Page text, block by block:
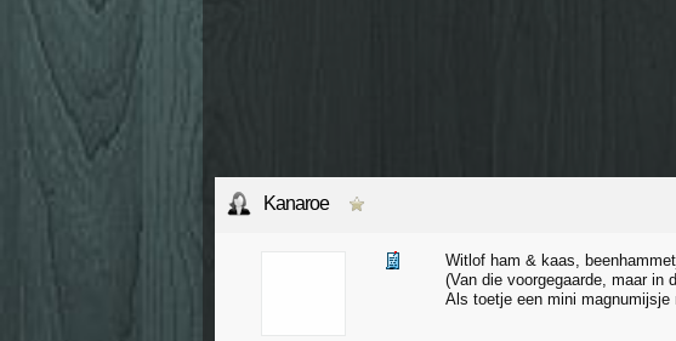
Kanaroe
Witlof ham & kaas,
(Van die voorgegaarde, maar in
Als toetje een mini magnumijsje